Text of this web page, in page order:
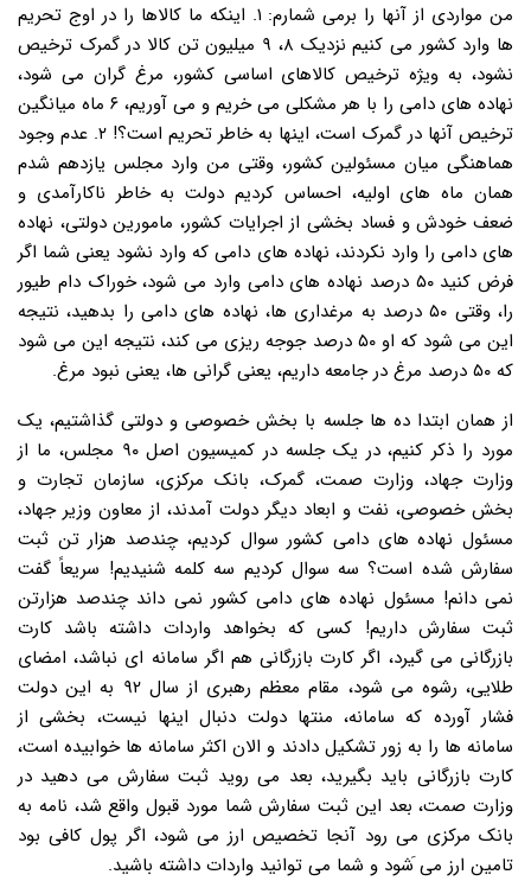
من مواردی از آنها را برمی شمارم: ۱. اینکه ما کالاها را در اوج تحریم
ها وارد کشور می کنیم نزدیک ۸، ۹ میلیون تن کالا در گمرک ترخیص
نشود، به ویژه ترخیص کالاهای اساسی کشور، مرغ گران می شود،
نهاده های دامی را با هر مشکلی می خریم و می آوریم، ۶ ماه میانگین
ترخیص آنها در گمرک است، اینها به خاطر تحریم است؟! ۲. عدم وجود
هماهنگی میان مسئولین کشور، وقتی من وارد مجلس یازدهم شدم
همان ماه های اولیه، احساس کردیم دولت به خاطر ناکارآمدی و
ضعف خودش و فساد بخشی از اجرایات کشور، مامورین دولتی، نهاده
های دامی را وارد نکردند، نهاده های دامی که وارد نشود یعنی شما اگر
فرض کنید ۵۰ درصد نهاده های دامی وارد می شود، خوراک دام طیور
را، وقتی ۵۰ درصد به مرغداری ها، نهاده های دامی را بدهید، نتیجه
این می شود که او ۵۰ درصد جوجه ریزی می کند، نتیجه این می شود
که ۵۰ درصد مرغ در جامعه داریم، یعنی گرانی ها، یعنی نبود مرغ.
از همان ابتدا ده ها جلسه با بخش خصوصی و دولتی گذاشتیم، یک
مورد را ذکر کنیم، در یک جلسه در کمیسیون اصل ۹۰ مجلس، ما از
وزارت جهاد، وزارت صمت، گمرک، بانک مرکزی، سازمان تجارت و
بخش خصوصی، نفت و ابعاد دیگر دولت آمدند، از معاون وزیر جهاد،
مسئول نهاده های دامی کشور سوال کردیم، چندصد هزار تن ثبت
سفارش شده است؟ سه سوال کردیم سه کلمه شنیدیم! سریعاً گفت
نمی دانم! مسئول نهاده های دامی کشور نمی داند چندصد هزارتن
ثبت سفارش داریم! کسی که بخواهد واردات داشته باشد کارت
بازرگانی می گیرد، اگر کارت بازرگانی هم اگر سامانه ای نباشد، امضای
طلایی، رشوه می شود، مقام معظم رهبری از سال ۹۲ به این دولت
فشار آورده که سامانه، منتها دولت دنبال اینها نیست، بخشی از
سامانه ها را به زور تشکیل دادند و الان اکثر سامانه ها خوابیده است،
کارت بازرگانی باید بگیرید، بعد می روید ثبت سفارش می دهید در
وزارت صمت، بعد این ثبت سفارش شما مورد قبول واقع شد، نامه به
بانک مرکزی می رود آنجا تخصیص ارز می شود، اگر پول کافی بود
تامین ارز می َشود و شما می توانید واردات داشته باشید.